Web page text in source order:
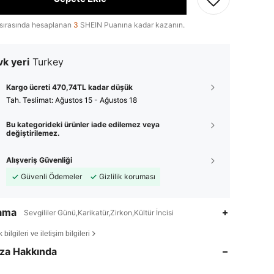
hesaplanan 3 SHEIN Puanına kadar kazanın.
yeri Turkey
Kargo ücreti 470,74TL kadar düşük
Tah. Teslimat: Ağustos 15 - Ağustos 18
Bu kategorideki ürünler iade edilemez veya
değiştirilemez.
Alışveriş Güvenliği
Güvenli Ödemeler
Gizlilik koruması
Sevgililer Günü,Karikatür,Zirkon,Kültür İncisi
bilgileri ve iletişim bilgileri
Hakkında